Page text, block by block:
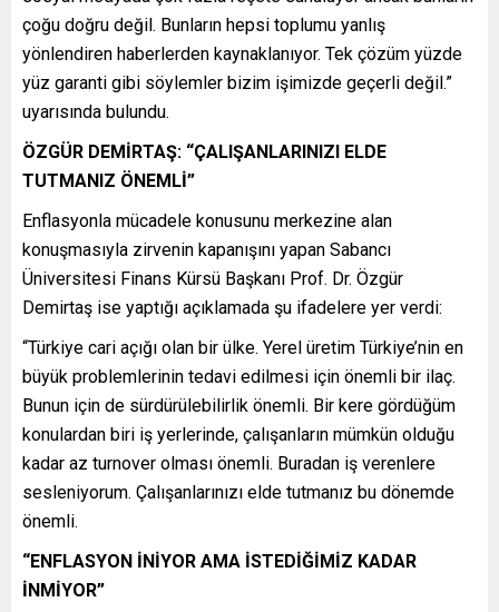
çoğu doğru değil. Bunların hepsi toplumu yanlış
yönlendiren haberlerden kaynaklanıyor. Tek çözüm yüzde
yüz garanti gibi söylemler bizim işimizde geçerli değil.”
uyarısında bulundu.
ÖZGÜR DEMİRTAŞ: “ÇALIŞANLARINIZI ELDE
TUTMANIZ ÖNEMLİ”
Enflasyonla mücadele konusunu merkezine alan
konuşmasıyla zirvenin kapanışını yapan Sabancı
Üniversitesi Finans Kürsü Başkanı Prof. Dr. Özgür
Demirtaş ise yaptığı açıklamada şu ifadelere yer verdi:
“Türkiye cari açığı olan bir ülke. Yerel üretim Türkiye’nin en
büyük problemlerinin tedavi edilmesi için önemli bir ilaç.
Bunun için de sürdürülebilirlik önemli. Bir kere gördüğüm
konulardan biri iş yerlerinde, çalışanların mümkün olduğu
kadar az turnover olması önemli. Buradan iş verenlere
sesleniyorum. Çalışanlarınızı elde tutmanız bu dönemde
önemli.
“ENFLASYON İNİYOR AMA İSTEDİĞİMİZ KADAR
İNMİYOR”